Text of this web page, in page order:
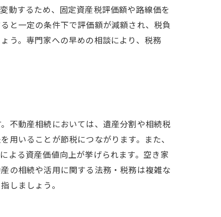
動するため、固定資産税評価額や路線価を
と一定の条件下で評価額が減額され、税負
う。専門家への早めの相談により、税務
不動産相続においては、遺産分割や相続税
用いることが節税につながります。また、
よる資産価値向上が挙げられます。空き家
の相続や活用に関する法務・税務は複雑な
しましょう。